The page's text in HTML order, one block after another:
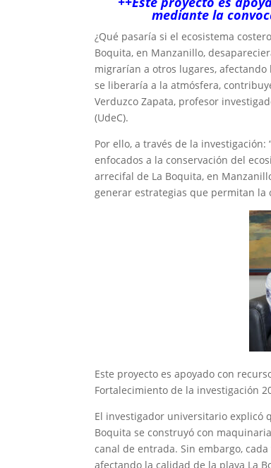
mediante la
¿Qué pasaría si el ecosistema
Boquita, en Manzanillo,
migrarían a otros lugares,
se liberaría a la atmósfera,
Verduzco Zapata, profesor
(UdeC).
Por ello, a través de la
enfocados a la conservación del
arrecifal de La Boquita, en
generar estrategias que permitan la
Este proyecto es apoyado con
Fortalecimiento de la investigación
El investigador universitario explicó
Boquita se construyó con
canal de entrada. Sin embargo,
afectando la calidad de la playa La